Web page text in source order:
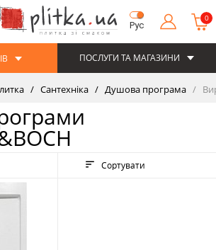
Рус
0
ПОСЛУГИ ТА МАГАЗИНИ
Сантехніка Душова програма
Сортувати